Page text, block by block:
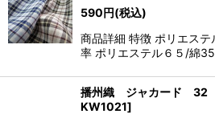
590円(税込)
商品詳細 特徴 ポリエス
率 ポリエステル６５/綿
播州織 ジャカード 32
KW1021]